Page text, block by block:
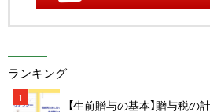
ランキング
1
【生前贈与の基本】贈与税